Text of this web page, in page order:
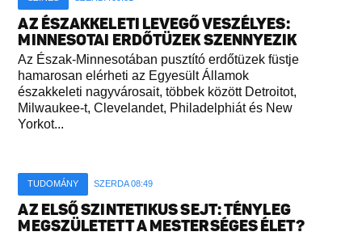
AZ ÉSZAKKELETI LEVEGŐ VESZÉLYES:
MINNESOTAI ERDŐTÜZEK SZENNYEZIK
Az Észak-Minnesotában pusztító erdőtüzek füstje
hamarosan elérheti az Egyesült Államok
északkeleti nagyvárosait, többek között Detroitot,
Milwaukee-t, Clevelandet, Philadelphiát és New
Yorkot...
TUDOMÁNY SZERDA 08:49
AZ ELSŐ SZINTETIKUS SEJT: TÉNYLEG
MEGSZÜLETETT A MESTERSÉGES ÉLET?